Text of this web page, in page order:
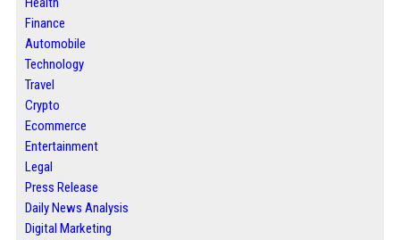
Finance
Automobile
Technology
Travel
Crypto
Ecommerce
Entertainment
Legal
Press Release
Daily News Analysis
Digital Marketing